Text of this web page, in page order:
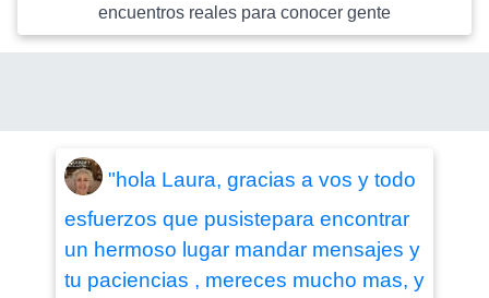
encuentros reales para conocer gente
"hola Laura, gracias a vos y todo
esfuerzos que pusistepara encontrar
un hermoso lugar mandar mensajes y
tu paciencias , mereces mucho mas, y